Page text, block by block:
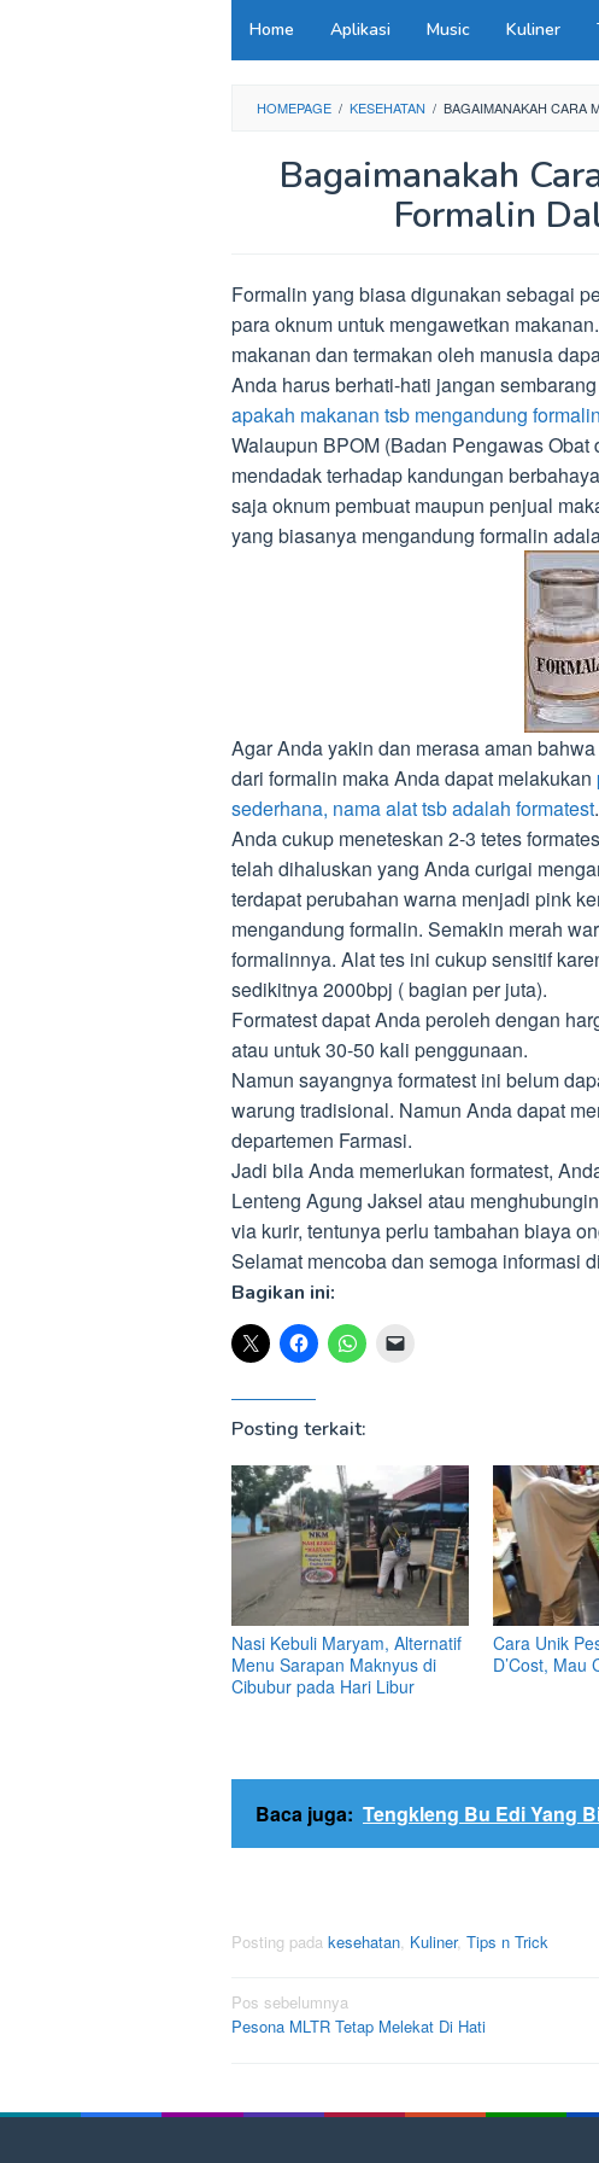
Home Aplikasi Music Kuliner
HOMEPAGE / KESEHATAN / BAGAIMANAKAH CARA
Bagaimanakah
Formalin
Formalin yang biasa digunakan sebagai
para oknum untuk mengawetkan
makanan dan termakan oleh manusia
Anda harus berhati-hati jangan
apakah makanan tsb mengandung
Walaupun BPOM (Badan Pengawas
mendadak terhadap kandungan
saja oknum pembuat maupun penjual
yang biasanya mengandung formalin
Agar Anda yakin dan merasa aman
dari formalin maka Anda dapat melakukan
sederhana, nama alat tsb adalah formatest.
Anda cukup meneteskan 2-3 tetes
telah dihaluskan yang Anda curigai
terdapat perubahan warna menjadi pink
mengandung formalin. Semakin merah
formalinnya. Alat tes ini cukup sensitif
sedikitnya 2000bpj ( bagian per juta).
Formatest dapat Anda peroleh dengan
atau untuk 30-50 kali penggunaan.
Namun sayangnya formatest ini belum
warung tradisional. Namun Anda dapat
departemen Farmasi.
Jadi bila Anda memerlukan formatest,
Lenteng Agung Jaksel atau
via kurir, tentunya perlu tambahan biaya
Selamat mencoba dan semoga informasi
Bagikan ini:
Posting terkait:
Nasi Kebuli Maryam, Alternatif
Menu Sarapan Maknyus di
Cibubur pada Hari Libur
Cara Unik
D’Cost, Mau
Baca juga: Tengkleng Bu Edi Yang
Posting pada kesehatan Kuliner, Tips n Trick
Navigasi
pos
Pos sebelumnya
Pesona MLTR Tetap Melekat Di Hati